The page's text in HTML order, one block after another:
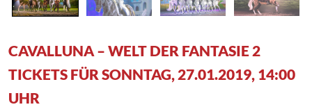
CAVALLUNA – WELT DER FANTASIE 2
TICKETS FÜR SONNTAG, 27.01.2019, 14:00
UHR